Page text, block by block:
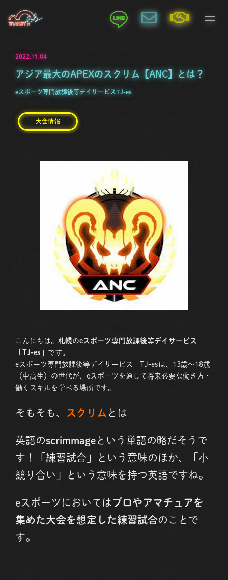
2022.11.04
アジア最大のAPEXのスクリム【ANC】とは？
eスポーツ専門放課後等デイサービスTJ-es
大会情報
こんにちは。 札幌のeスポーツ専門放課後等デイサービス
「TJ-es」 です。
eスポーツ専門放課後等デイサービス TJ-esは、13歳〜18歳
（中高生）の世代が、eスポーツを通して将来必要な働き方・
働くスキルを学べる場所です。
そもそも、 スクリム とは
英語のscrimmage という単語の略だそうで
す！「練習試合」という意味のほか、「小
競り合い」という意味を持つ英語ですね。
eスポーツにおいてはプロやアマチュアを
集めた大会を想定した練習試合のことで
す。